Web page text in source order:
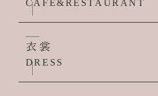
CAFE&RESTAURANT
衣裳
DRESS